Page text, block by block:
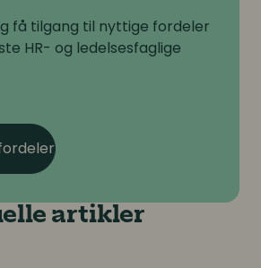
få tilgang til nyttige fordeler
HR- og ledelsesfaglige
artikler